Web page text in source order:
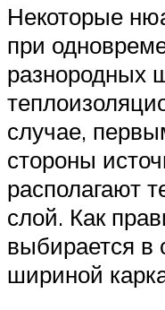
Некоторые
при
разнородных
случае,
стороны
располагают
слой. Как
выбирается в
шириной